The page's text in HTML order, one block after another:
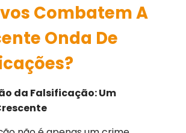
Combatem A
Onda De
da Falsificação: Um